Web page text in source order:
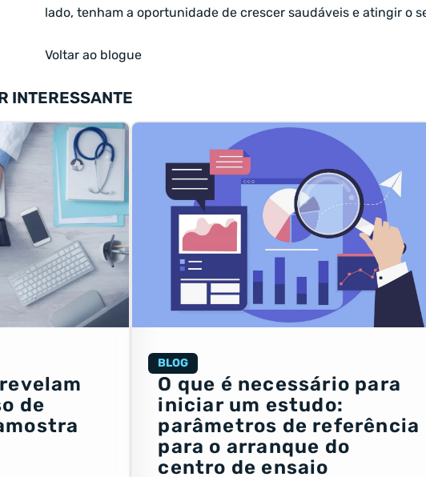
lado, tenham a oportunidade de crescer saudáveis e atingir o
Voltar ao blogue
INTERESSANTE
de
BLOG
O que é necessário para
iniciar um estudo:
parâmetros de referência
para o arranque do
centro de ensaio